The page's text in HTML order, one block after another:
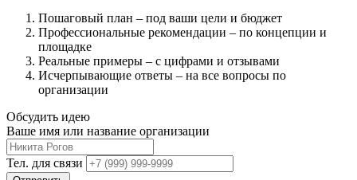
Пошаговый план – под ваши цели и бюджет
Профессиональные рекомендации – по концепции и
площадке
Реальные примеры – с цифрами и отзывами
Исчерпывающие ответы – на все вопросы по
организации
Обсудить идею
Ваше имя или название организации
Тел. для связи